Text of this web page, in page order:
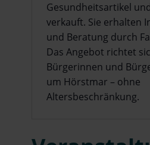
Gesundheitsartikel
verkauft. Sie erhalten
und Beratung durch
Das Angebot richtet
Bürgerinnen und
um Hörstmar – ohne
Altersbeschränkung.